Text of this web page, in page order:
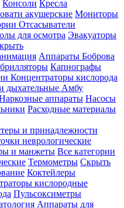
Консоли Кресла
акушерские Мониторы
Отсасыватели
для осмотра Эвакуаторы
Аппараты Боброва
Капнографы
Концентраторы кислорода
дыхательные Амбу
аппараты Насосы
Расходные материалы
и принадлежности
неврологические
и манжеты Все категории
Термометры Скрыть
Коктейлеры
кислородные
Пульсоксиметры
Аппараты для